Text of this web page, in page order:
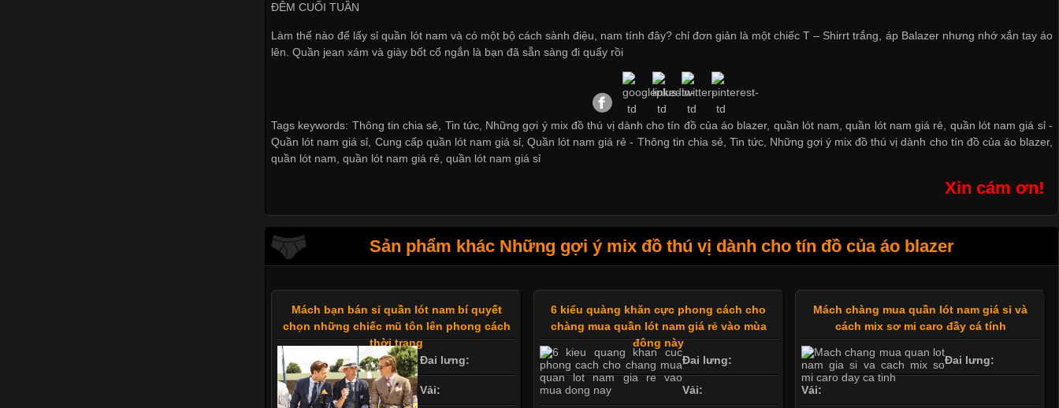
ĐÊM CUỐI TUẦN
Làm thế nào để lấy sỉ quần lót nam và có một bộ cách sành điệu, nam tính đây? chỉ đơn giản là một chiếc T – Shirrt trắng, áp Balazer nhưng nhớ xắn tay áo
lên. Quần jean xám và giày bốt cổ ngắn là bạn đã sẵn sàng đi quẩy rồi
Tags keywords: Thông tin chia sẻ, Tin tức, Những gợi ý mix đồ thú vị dành cho tín đồ của áo blazer, quần lót nam, quần lót nam giá rẻ, quần lót nam giá sỉ -
Quần lót nam giá sỉ Cung cấp quần lót nam giá sỉ ,Quần lót nam giá rẻ - Thông tin chia sẻ Tin tức, Những gợi ý mix đồ thú vị dành cho tín đồ của áo blazer,
quần lót nam ,quần lót nam giá rẻ ,quần lót nam giá sỉ
Xin cám ơn!
Sản phẩm khác Những gợi ý mix đồ thú vị dành cho tín đồ của áo blazer
Mách bạn bán sỉ quần lót nam bí quyết
chọn những chiếc mũ tôn lên phong cách
thời trang
Đai lưng:
Vải:
6 kiểu quàng khăn cực phong cách cho
chàng mua quần lót nam giá rẻ vào mùa
đông này
Đai lưng:
Vải:
Mách chàng mua quần lót nam giá sỉ và
cách mix sơ mi caro đầy cá tính
Đai lưng:
Vải: